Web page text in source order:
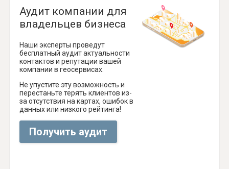
Аудит компании для
владельцев бизнеса
Наши эксперты проведут
бесплатный аудит актуальности
контактов и репутации вашей
компании в геосервисах.
Не упустите эту возможность и
перестаньте терять клиентов из-
за отсутствия на картах, ошибок в
данных или низкого рейтинга!
Получить аудит